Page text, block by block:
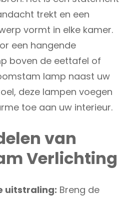
trekt en een
vormt in elke kamer.
een hangende
boven de eettafel of
lamp naast uw
deze lampen voegen
toe aan uw interieur.
van
Verlichting
uitstraling: Breng de